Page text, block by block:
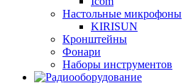
Настольные микрофоны
KIRISUN
Кронштейны
Фонари
Наборы инструментов